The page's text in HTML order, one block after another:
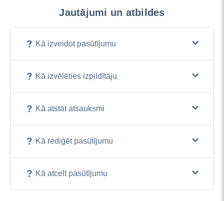
Jautājumi un atbildes
Kā izveidot pasūtījumu
Kā izvēlēties izpildītāju
Kā atstāt atsauksmi
Kā rediģēt pasūtījumu
Kā atcelt pasūtījumu